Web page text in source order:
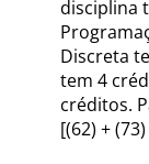
disciplina
Discreta
tem 4
créditos.
[(62) +